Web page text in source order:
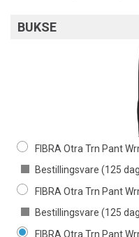
BUKSE
FIBRA Otra Trn Pant
Bestillingsvare (125
FIBRA Otra Trn Pant
Bestillingsvare (125
FIBRA Otra Trn Pant